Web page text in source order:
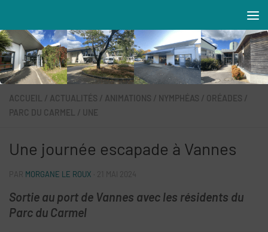
Résidences MAREVA
ACCUEIL / ACTUALITÉS / ANIMATIONS / NYMPHÉAS / ORÉADES /
PARC DU CARMEL / UNE
Une journée escapade à Vannes
MORGANE LE ROUX 21 MAI 2024
Sortie au port de Vannes avec les résidents du
Parc du Carmel